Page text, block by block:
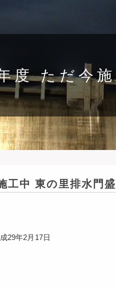
度 ただ今
工中 東の里排水門
29年2月17日